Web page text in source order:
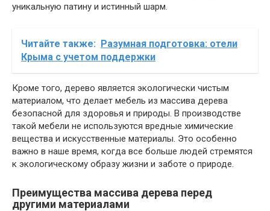
уникальную патину и истинный шарм.
Читайте также: Разумная подготовка: отели
Крыма с учетом поддержки
Кроме того, дерево является экологически чистым
материалом, что делает мебель из массива дерева
безопасной для здоровья и природы. В производстве
такой мебели не используются вредные химические
вещества и искусственные материалы. Это особенно
важно в наше время, когда все больше людей стремятся
к экологическому образу жизни и заботе о природе.
Преимущества массива дерева перед
другими материалами